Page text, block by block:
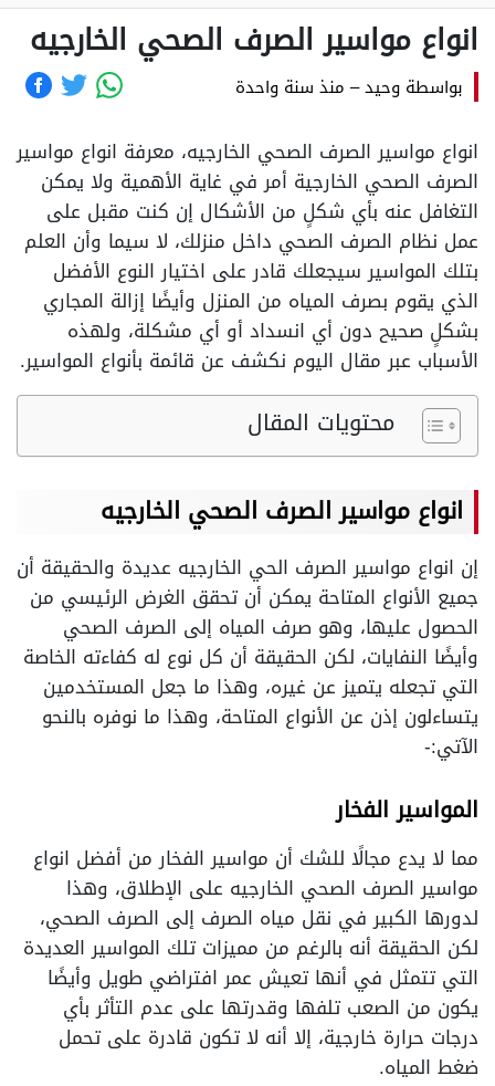
انواع مواسير الصرف الصحي الخارجيه
بواسطة وحيد– منذ سنة واحدة
انواع مواسير الصرف الصحي الخارجيه، معرفة انواع مواسير
الصرف الصحي الخارجية أمر في غاية الأهمية ولا يمكن
التغافل عنه بأي شكلٍ من الأشكال إن كنت مقبل على
عمل نظام الصرف الصحي داخل منزلك، لا سيما وأن العلم
بتلك المواسير سيجعلك قادر على اختيار النوع الأفضل
الذي يقوم بصرف المياه من المنزل وأيضًا إزالة المجاري
بشكلٍ صحيح دون أي انسداد أو أي مشكلة، ولهذه
الأسباب عبر مقال اليوم نكشف عن قائمة بأنواع المواسير.
محتويات المقال
انواع مواسير الصرف الصحي الخارجيه
إن انواع مواسير الصرف الحي الخارجيه عديدة والحقيقة أن
جميع الأنواع المتاحة يمكن أن تحقق الغرض الرئيسي من
الحصول عليها، وهو صرف المياه إلى الصرف الصحي
وأيضًا النفايات، لكن الحقيقة أن كل نوع له كفاءته الخاصة
التي تجعله يتميز عن غيره، وهذا ما جعل المستخدمين
يتساءلون إذن عن الأنواع المتاحة، وهذا ما نوفره بالنحو
الآتي:-
المواسير الفخار
مما لا يدع مجالًا للشك أن مواسير الفخار من أفضل انواع
مواسير الصرف الصحي الخارجيه على الإطلاق، وهذا
لدورها الكبير في نقل مياه الصرف إلى الصرف الصحي،
لكن الحقيقة أنه بالرغم من مميزات تلك المواسير العديدة
التي تتمثل في أنها تعيش عمر افتراضي طويل وأيضًا
يكون من الصعب تلفها وقدرتها على عدم التأثر بأي
درجات حرارة خارجية، إلا أنه لا تكون قادرة على تحمل
ضغط المياه.